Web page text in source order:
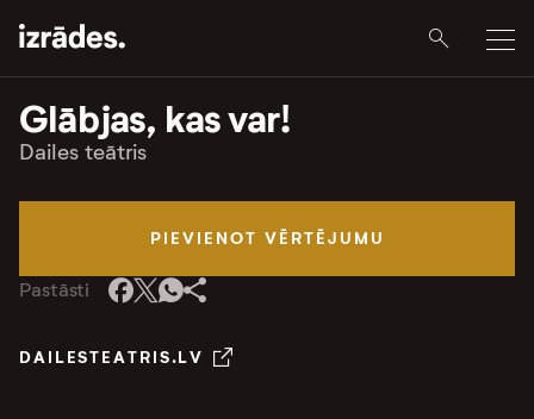
Glābjas, kas var!
Dailes teātris
PIEVIENOT VĒRTĒJUMU
Pastāsti
DAILESTEATRIS.LV